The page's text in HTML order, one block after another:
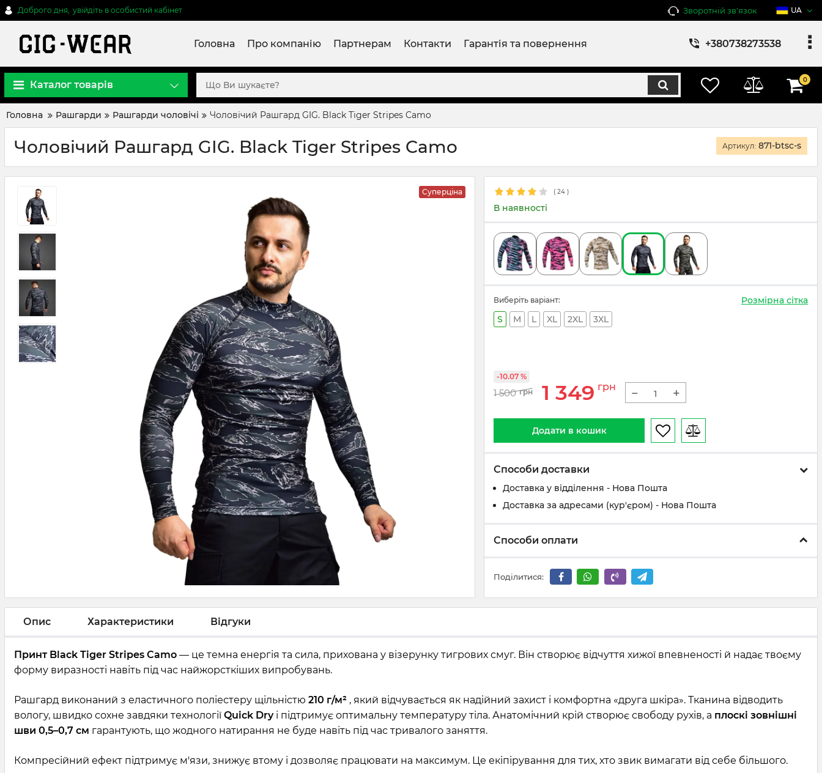
Доброго дня, увійдіть в особистий кабінет Зворотній зв'язок UA
Головна Про компанію Партнерам Контакти Гарантія та повернення +380738273538
Каталог товарів 0
Головна Рашгарди Рашгарди чоловічі Чоловічий Рашгард GIG. Black Tiger Stripes Camo
Чоловічий Рашгард GIG. Black Tiger Stripes Camo Артикул: 871-btsc-s
Суперціна ( 24 )
В наявності
Виберіть варіант:
S M L XL 2XL 3XL
Розмірна сітка
1 500 грн 1 349 грн
-10.07 %
− +
Додати в кошик
Способи доставки
Доставка у відділення - Нова Пошта
Доставка за адресами (кур'єром) - Нова Пошта
Способи оплати
Поділитися:
Опис Характеристики Відгуки
Принт Black Tiger Stripes Camo — це темна енергія та сила, прихована у візерунку тигрових смуг. Він створює відчуття хижої впевненості й надає твоєму
форму виразності навіть під час найжорсткіших випробувань.
Рашгард виконаний з еластичного поліестеру щільністю 210 г/м² , який відчувається як надійний захист і комфортна «друга шкіра». Тканина відводить
вологу, швидко сохне завдяки технології Quick Dryі підтримує оптимальну температуру тіла. Анатомічний крій створює свободу рухів, а плоскі зовнішні
шви 0,5–0,7 см гарантують, що жодного натирання не буде навіть під час тривалого заняття.
Компресійний ефект підтримує м'язи, знижує втому і дозволяє працювати на максимум. Це екіпірування для тих, хто звик вимагати від себе більшого.